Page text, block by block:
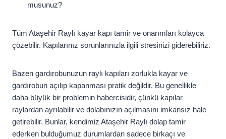
musunuz?
Tüm Ataşehir Raylı kayar kapı tamir ve onarımları kolayca
çözebilir. Kapılarınız sorunlarınızla ilgili stresinizi giderebiliriz.
Bazen gardırobunuzun raylı kapıları zorlukla kayar ve
gardırobun açılıp kapanması pratik değildir. Bu genellikle
daha büyük bir problemin habercisidir, çünkü kapılar
raylardan ayrılabilir ve dolabınızın açılmasını imkansız hale
getirebilir. Bunlar, kendimiz Ataşehir Raylı dolap tamir
ederken bulduğumuz durumlardan sadece birkaçı ve